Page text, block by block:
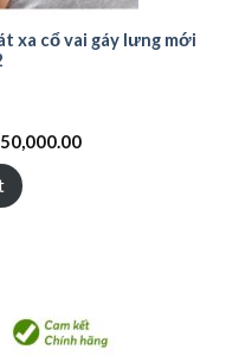
xa cổ vai gáy lưng mới